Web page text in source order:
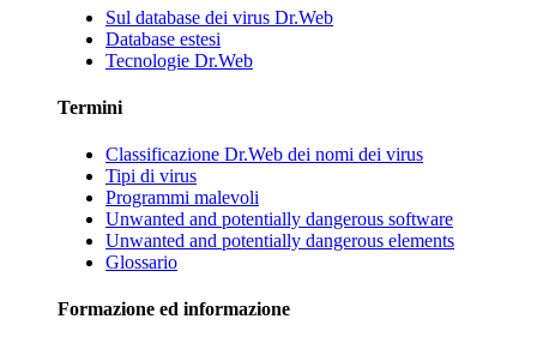
Sul database dei virus Dr.Web
Database estesi
Tecnologie Dr.Web
Termini
Classificazione Dr.Web dei nomi dei virus
Tipi di virus
Programmi malevoli
Unwanted and potentially dangerous software
Unwanted and potentially dangerous elements
Glossario
Formazione ed informazione